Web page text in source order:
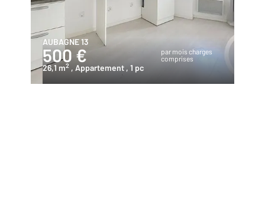
AUBAGNE 13
500 €
par mois charges
comprises
26,1 m2 , Appartement , 1 pc